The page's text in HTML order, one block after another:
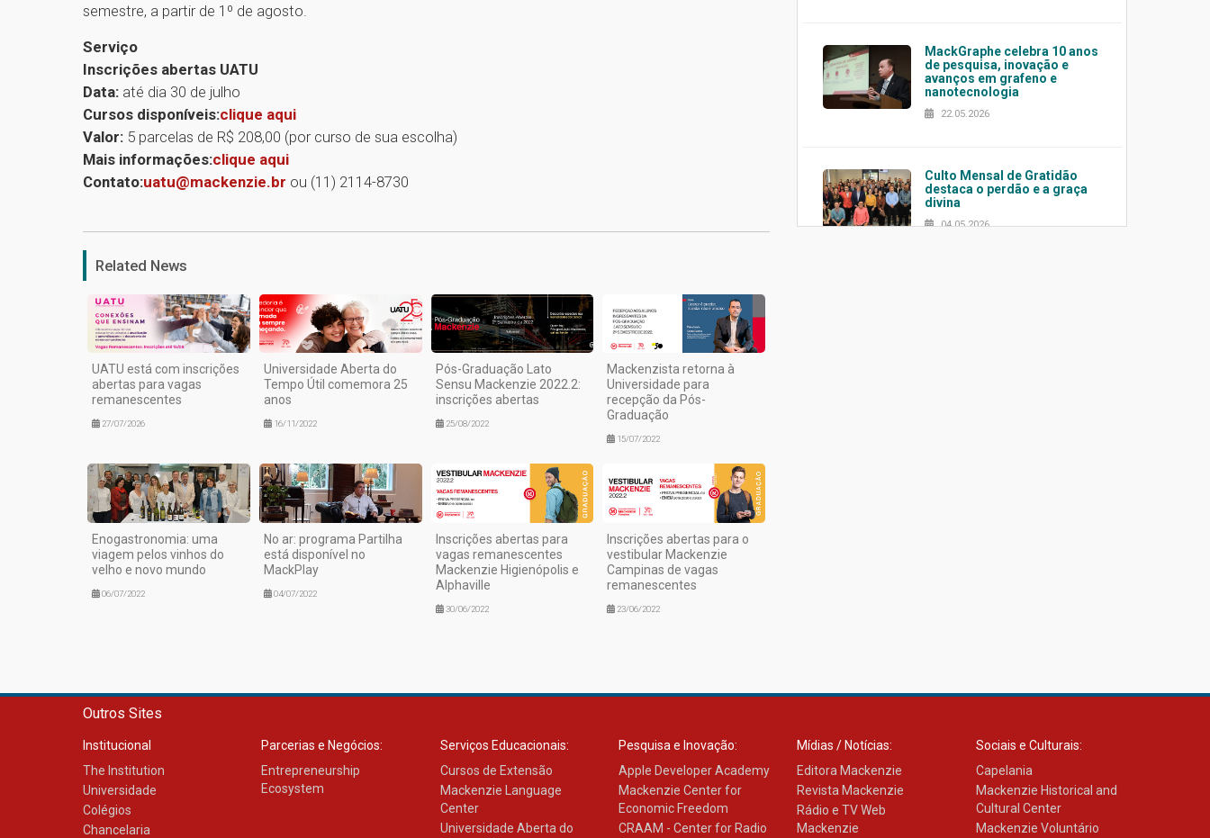
semestre, a partir de 1º de agosto.
Serviço
Inscrições abertas UATU
Data: até dia 30 de julho
Cursos disponíveis:clique aqui
Valor: 5 parcelas de R$ 208,00 (por curso de sua escolha)
Mais informações:clique aqui
Contato:uatu@mackenzie.br ou (11) 2114-8730
Related News
UATU está com inscrições
abertas para vagas
remanescentes
27/07/2026
Universidade Aberta do
Tempo Útil comemora 25
anos
16/11/2022
Pós-Graduação Lato
Sensu Mackenzie 2022.2:
inscrições abertas
25/08/2022
Mackenzista retorna à
Universidade para
recepção da Pós-
Graduação
15/07/2022
Enogastronomia: uma
viagem pelos vinhos do
velho e novo mundo
06/07/2022
No ar: programa Partilha
está disponível no
MackPlay
04/07/2022
Inscrições abertas para
vagas remanescentes
Mackenzie Higienópolis e
Alphaville
30/06/2022
Inscrições abertas para o
vestibular Mackenzie
Campinas de vagas
remanescentes
23/06/2022
MackGraphe celebra 10 anos
de pesquisa, inovação e
avanços em grafeno e
nanotecnologia
22.05.2026
Culto Mensal de Gratidão
destaca o perdão e a graça
divina
04.05.2026
calouros do primeiro
semestre de 2026
06.02.2026
Outros Sites
Institucional
The Institution
Universidade
Colégios
Chancelaria
Parcerias e Negócios:
Entrepreneurship
Ecosystem
Serviços Educacionais:
Cursos de Extensão
Mackenzie Language
Center
Universidade Aberta do
Pesquisa e Inovação:
Apple Developer Academy
Mackenzie Center for
Economic Freedom
CRAAM - Center for Radio
Mídias / Notícias:
Editora Mackenzie
Revista Mackenzie
Rádio e TV Web
Mackenzie
Sociais e Culturais:
Capelania
Mackenzie Historical and
Cultural Center
Mackenzie Voluntário